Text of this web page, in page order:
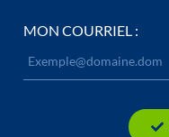
MON COURRIEL :